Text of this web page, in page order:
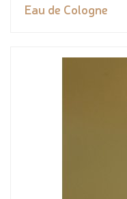
Eau de Cologne